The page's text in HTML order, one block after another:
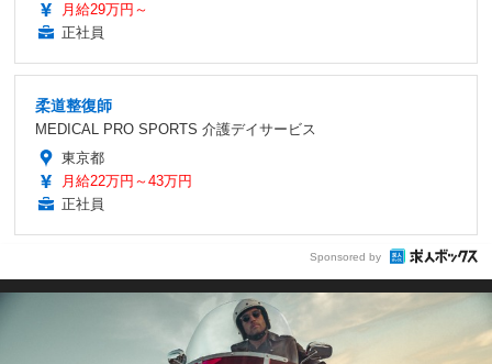
月給29万円～
正社員
柔道整復師
MEDICAL PRO SPORTS 介護デイサービス
東京都
月給22万円～43万円
正社員
Sponsored by